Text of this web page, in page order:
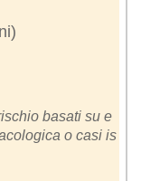
basati su e
o casi is